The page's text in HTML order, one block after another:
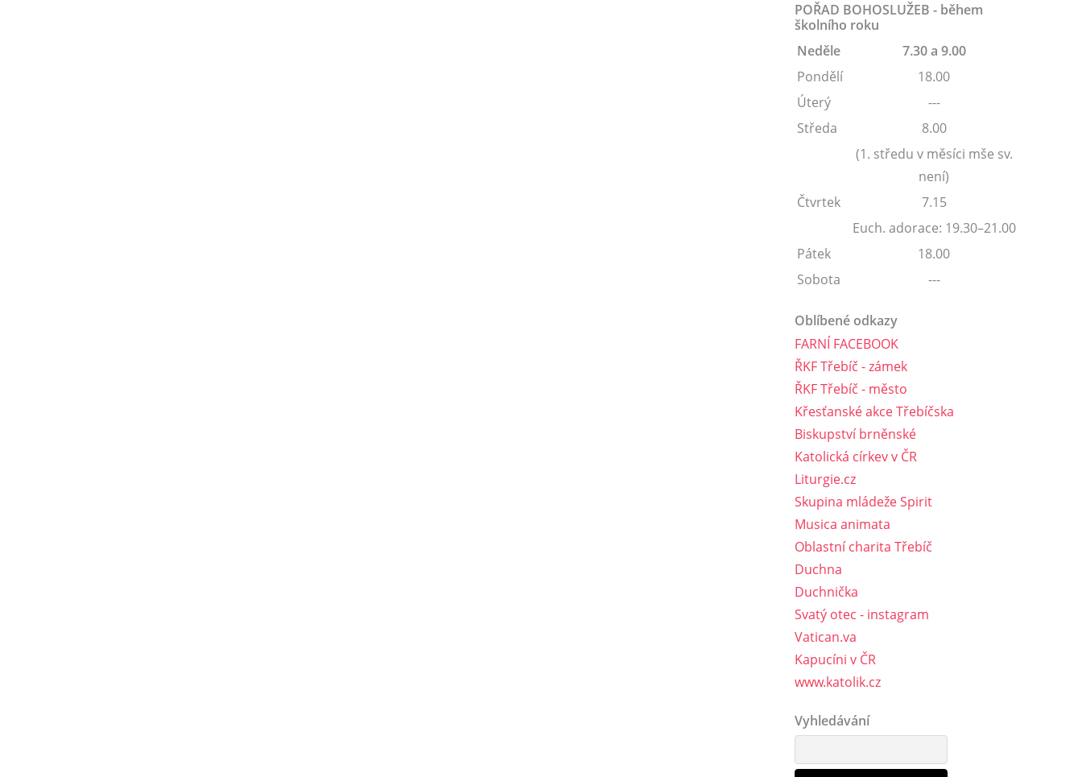
POŘAD BOHOSLUŽEB - během
školního roku
Neděle
7.30 a 9.00
Pondělí
18.00
Úterý
---
Středa
8.00
(1. středu v měsíci mše sv.
není)
Čtvrtek
7.15
Euch. adorace: 19.30–21.00
Pátek
18.00
Sobota
---
Oblíbené odkazy
FARNÍ FACEBOOK
ŘKF Třebíč - zámek
ŘKF Třebíč - město
Křesťanské akce Třebíčska
Biskupství brněnské
Katolická církev v ČR
Liturgie.cz
Skupina mládeže Spirit
Musica animata
Oblastní charita Třebíč
Duchna
Duchnička
Svatý otec - instagram
Vatican.va
Kapucíni v ČR
www.katolik.cz
Vyhledávání